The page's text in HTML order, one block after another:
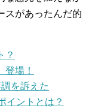
スがあったんだ的
？
場！
を訴えた
イントとは？